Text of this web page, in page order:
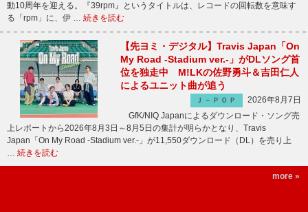
動10周年を迎える。『39rpm』というタイトルは、レコードの回転数を意味す
る「rpm」に、伊 … 続きを読む
【先ヨミ・デジタル】Travis Japan「On
My Road -Stadium ver.-」がDLソング首
位を独走中 M!LKの佐野勇斗＆吉田仁人
によるユニット曲が追う
Ｊ－ＰＯＰ
2026年8月7日
GfK/NIQ Japanによるダウンロード・ソング売
上レポートから2026年8月3日～8月5日の集計が明らかとなり、Travis
Japan「On My Road -Stadium ver.-」が11,550ダウンロード（DL）を売り上
… 続きを読む
more »